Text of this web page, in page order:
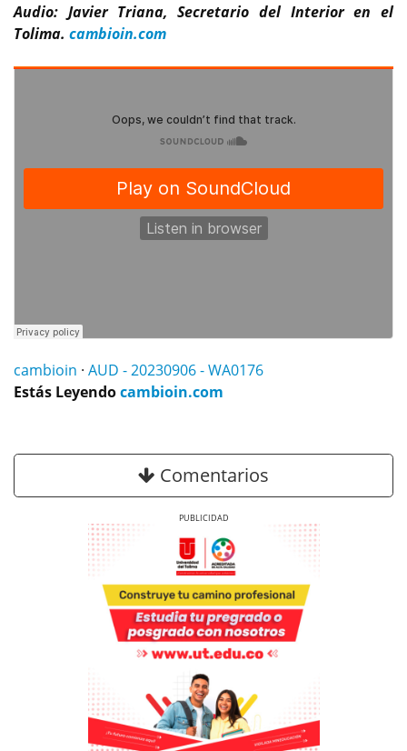
Audio: Javier Triana, Secretario del Interior en el
Tolima. cambioin.com
cambioin · AUD - 20230906 - WA0176
Estás Leyendocambioin.com
Comentarios